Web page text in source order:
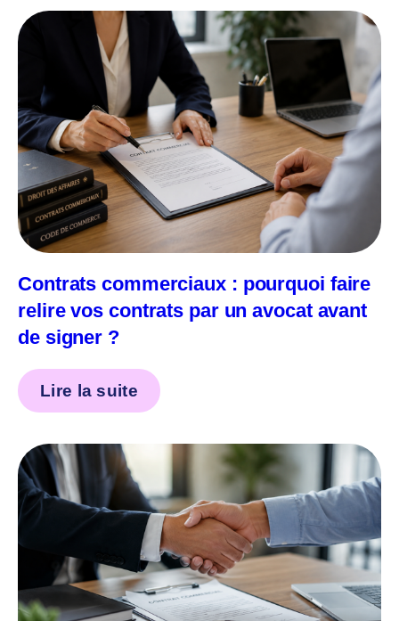
Contrats commerciaux : pourquoi faire
relire vos contrats par un avocat avant
de signer ?
Lire la suite